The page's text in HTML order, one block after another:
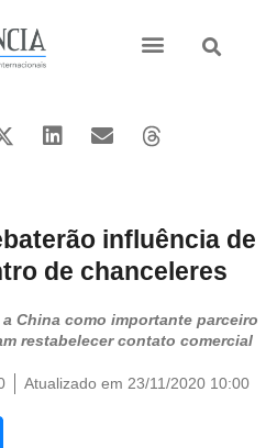
influência de
de chanceleres
China como importante parceiro
restabelecer contato comercial
Atualizado em 23/11/2020 10:00